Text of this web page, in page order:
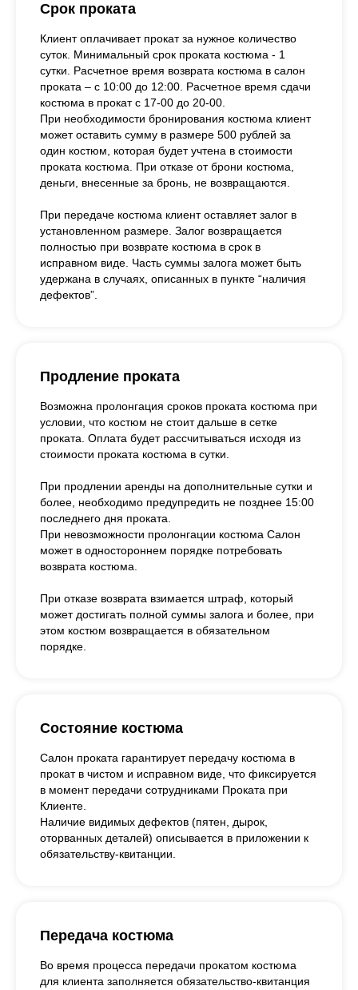
Срок проката
Клиент оплачивает прокат за нужное количество
суток. Минимальный срок проката костюма - 1
сутки. Расчетное время возврата костюма в салон
проката – с 10:00 до 12:00. Расчетное время сдачи
костюма в прокат с 17-00 до 20-00.
При необходимости бронирования костюма клиент
может оставить сумму в размере 500 рублей за
один костюм, которая будет учтена в стоимости
проката костюма. При отказе от брони костюма,
деньги, внесенные за бронь, не возвращаются.
При передаче костюма клиент оставляет залог в
установленном размере. Залог возвращается
полностью при возврате костюма в срок в
исправном виде. Часть суммы залога может быть
удержана в случаях, описанных в пункте “наличия
дефектов”.
Продление проката
Возможна пролонгация сроков проката костюма при
условии, что костюм не стоит дальше в сетке
проката. Оплата будет рассчитываться исходя из
стоимости проката костюма в сутки.
При продлении аренды на дополнительные сутки и
более, необходимо предупредить не позднее 15:00
последнего дня проката.
При невозможности пролонгации костюма Салон
может в одностороннем порядке потребовать
возврата костюма.
При отказе возврата взимается штраф, который
может достигать полной суммы залога и более, при
этом костюм возвращается в обязательном
порядке.
Состояние костюма
Салон проката гарантирует передачу костюма в
прокат в чистом и исправном виде, что фиксируется
в момент передачи сотрудниками Проката при
Клиенте.
Наличие видимых дефектов (пятен, дырок,
оторванных деталей) описывается в приложении к
обязательству-квитанции.
Передача костюма
Во время процесса передачи прокатом костюма
для клиента заполняется обязательство-квитанция